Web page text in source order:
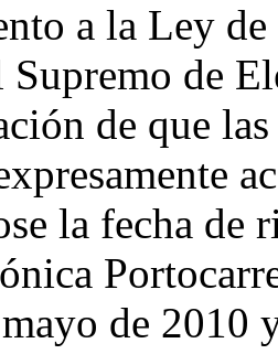
a la Ley
de
de que
la fecha de
de 2010